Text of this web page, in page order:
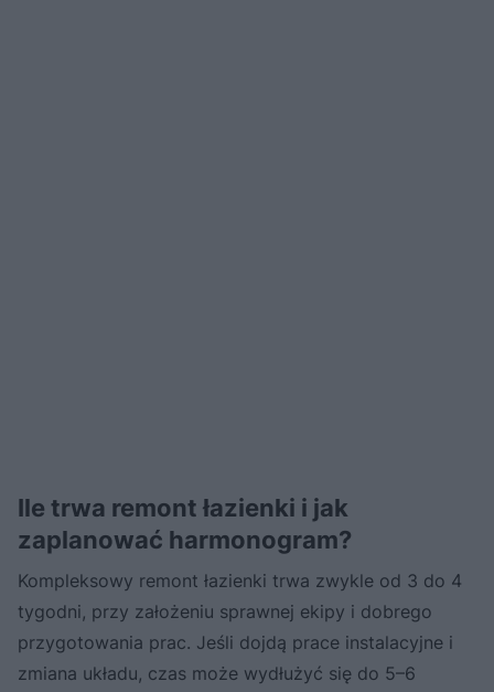
Ile trwa remont łazienki i jak
zaplanować harmonogram?
Kompleksowy remont łazienki trwa zwykle od 3 do 4
tygodni, przy założeniu sprawnej ekipy i dobrego
przygotowania prac. Jeśli dojdą prace instalacyjne i
zmiana układu, czas może wydłużyć się do 5–6